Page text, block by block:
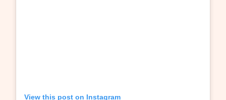
View this post on Instagram